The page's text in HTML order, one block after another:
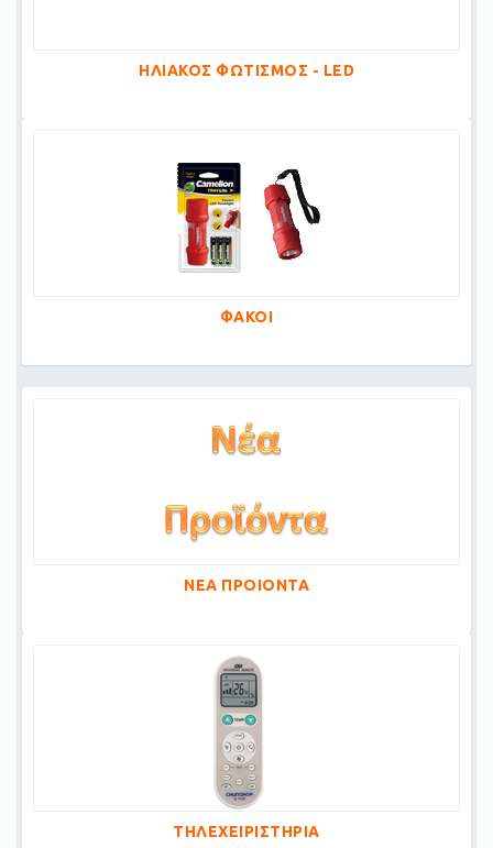
ΗΛΙΑΚΟΣ ΦΩΤΙΣΜΟΣ - LED
ΦΑΚΟΙ
ΝΕΑ ΠΡΟΙΟΝΤΑ
ΤΗΛΕΧΕΙΡΙΣΤΗΡΙΑ